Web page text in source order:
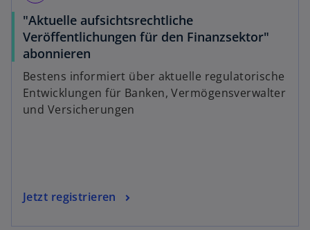
"Aktuelle aufsichtsrechtliche
Veröffentlichungen für den Finanzsektor"
abonnieren
Bestens informiert über aktuelle regulatorische
Entwicklungen für Banken, Vermögensverwalter
und Versicherungen
Jetzt registrieren